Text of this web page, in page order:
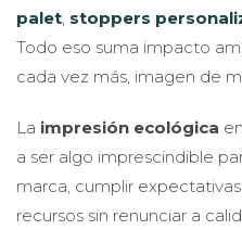
palet stoppers
Todo eso suma impacto
cada vez más, imagen de
La impresión ecológica
a ser algo imprescindible
marca, cumplir
recursos sin renunciar a